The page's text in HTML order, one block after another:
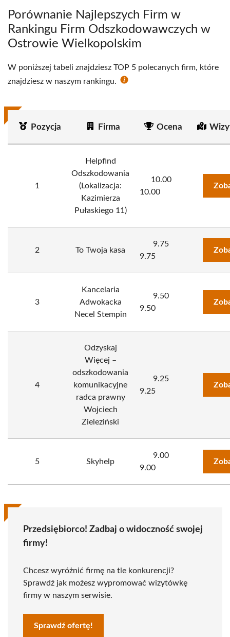
Porównanie Najlepszych Firm w
Rankingu Firm Odszkodowawczych w
Ostrowie Wielkopolskim
W poniższej tabeli znajdziesz TOP 5 polecanych firm, które
znajdziesz w naszym rankingu.
Pozycja Firma Ocena
1
Helpfind
Odszkodowania
(Lokalizacja:
Kazimierza
Pułaskiego 11)
10.00
10.00
2 To Twoja kasa
9.75
9.75
3
Kancelaria
Adwokacka
Necel Stempin
9.50
9.50
4
Odzyskaj
Więcej –
odszkodowania
komunikacyjne
radca prawny
Wojciech
Zieleziński
9.25
9.25
5 Skyhelp
9.00
9.00
Przedsiębiorco! Zadbaj o widoczność swojej
firmy!
Chcesz wyróżnić firmę na tle konkurencji?
Sprawdź jak możesz wypromować wizytówkę
firmy w naszym serwisie.
Sprawdź ofertę!